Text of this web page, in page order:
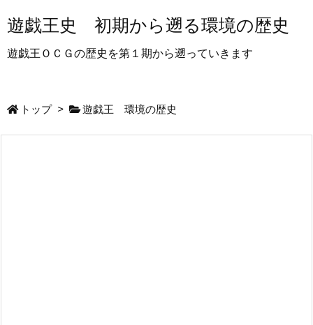
遊戯王史 初期から遡る環境の歴史
遊戯王ＯＣＧの歴史を第１期から遡っていきます
トップ > 遊戯王 環境の歴史